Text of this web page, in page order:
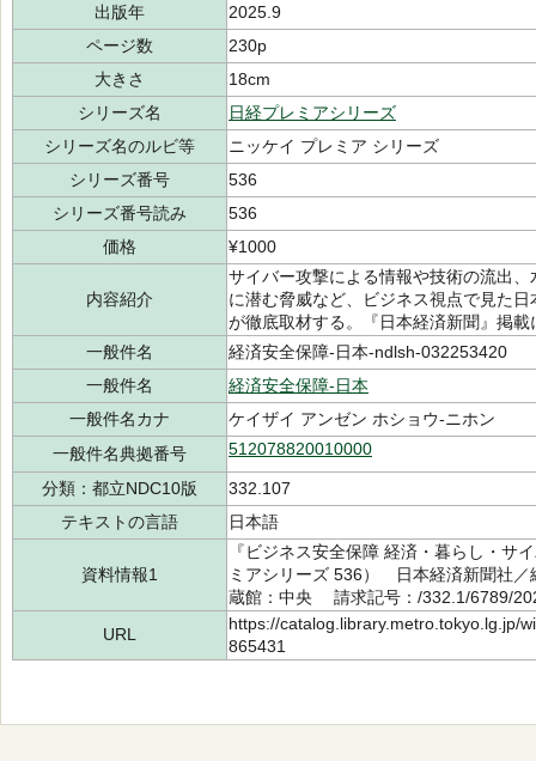
出版年
2025.9
ページ数
230p
大きさ
18cm
シリーズ名
日経プレミアシリーズ
シリーズ名のルビ等
ニッケイ プレミア シリーズ
シリーズ番号
536
シリーズ番号読み
536
価格
¥1000
内容紹介
サイバー攻撃による情報や技術の流出
に潜む脅威など、ビジネス視点で見た
が徹底取材する。『日本経済新聞』掲
一般件名
経済安全保障-日本-ndlsh-032253420
一般件名
経済安全保障-日本
一般件名カナ
ケイザイ アンゼン ホショウ-ニホン
一般件名典拠番号
512078820010000
分類：都立NDC10版
332.107
テキストの言語
日本語
資料情報1
『ビジネス安全保障 経済・暮らし・サ
ミアシリーズ 536） 日本経済新聞社
蔵館：中央 請求記号：/332.1/6789/
URL
https://catalog.library.metro.tokyo.lg.jp/
865431